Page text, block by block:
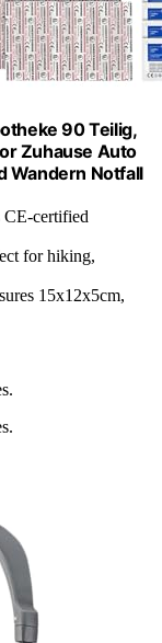
90 Teilig,
Zuhause Auto
Wandern Notfall
CE-certified
for hiking,
15x12x5cm,